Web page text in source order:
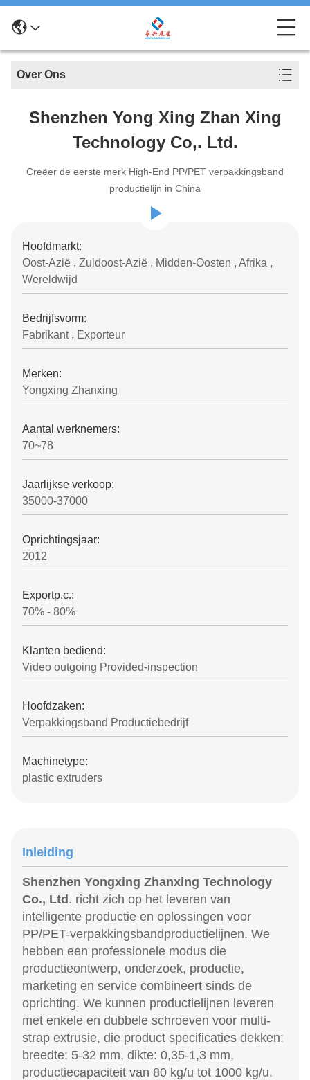
Over Ons
Shenzhen Yong Xing Zhan Xing
Technology Co,. Ltd.
Creëer de eerste merk High-End PP/PET verpakkingsband
productielijn in China
Hoofdmarkt:
Oost-Azië , Zuidoost-Azië , Midden-Oosten , Afrika ,
Wereldwijd
Bedrijfsvorm:
Fabrikant , Exporteur
Merken:
Yongxing Zhanxing
Aantal werknemers:
70~78
Jaarlijkse verkoop:
35000-37000
Oprichtingsjaar:
2012
Exportp.c.:
70% - 80%
Klanten bediend:
Video outgoing Provided-inspection
Hoofdzaken:
Verpakkingsband Productiebedrijf
Machinetype:
plastic extruders
Inleiding
Shenzhen Yongxing Zhanxing Technology
Co., Ltd . richt zich op het leveren van
intelligente productie en oplossingen voor
PP/PET-verpakkingsbandproductielijnen. We
hebben een professionele modus die
productieontwerp, onderzoek, productie,
marketing en service combineert sinds de
oprichting. We kunnen productielijnen leveren
met enkele en dubbele schroeven voor multi-
strap extrusie, die product specificaties dekken:
breedte: 5-32 mm, dikte: 0,35-1,3 mm,
productiecapaciteit van 80 kg/u tot 1000 kg/u.